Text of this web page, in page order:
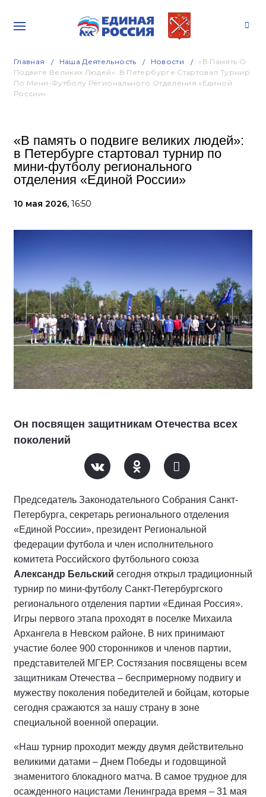
Главная Наша Деятельность Новости
«В Память О
Подвиге Великих Людей»: В Петербурге Стартовал Турнир
По Мини-Футболу Регионального Отделения «Единой
России»
«В память о подвиге великих людей»:
в Петербурге стартовал турнир по
мини-футболу регионального
отделения «Единой России»
10 мая 2026, 16:50
Он посвящен защитникам Отечества всех
поколений
Председатель Законодательного Собрания Санкт-
Петербурга, секретарь регионального отделения
«Единой России», президент Региональной
федерации футбола и член исполнительного
комитета Российского футбольного союза
Александр Бельский сегодня открыл традиционный
турнир по мини-футболу Санкт-Петербургского
регионального отделения партии «Единая Россия».
Игры первого этапа проходят в поселке Михаила
Архангела в Невском районе. В них принимают
участие более 900 сторонников и членов партии,
представителей МГЕР. Состязания посвящены всем
защитникам Отечества – беспримерному подвигу и
мужеству поколения победителей и бойцам, которые
сегодня сражаются за нашу страну в зоне
специальной военной операции.
«Наш турнир проходит между двумя действительно
великими датами – Днем Победы и годовщиной
знаменитого блокадного матча. В самое трудное для
осажденного нацистами Ленинграда время – 31 мая